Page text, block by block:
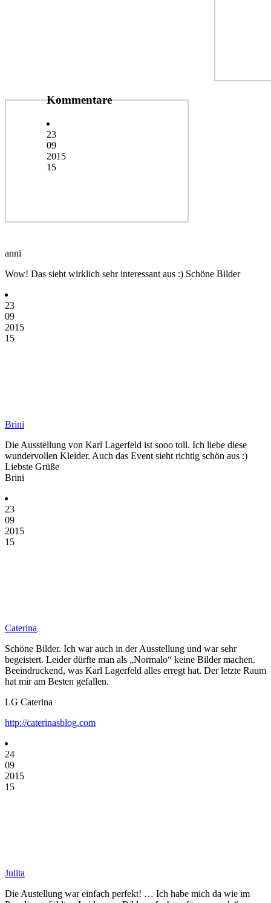
Kommentare
23
09
2015
15
anni
Wow! Das sieht wirklich sehr interessant aus :) Schöne Bilder
23
09
2015
15
Brini
Die Ausstellung von Karl Lagerfeld ist sooo toll. Ich liebe diese
wundervollen Kleider. Auch das Event sieht richtig schön aus :)
Liebste Grüße
Brini
23
09
2015
15
Caterina
Schöne Bilder. Ich war auch in der Ausstellung und war sehr
begeistert. Leider dürfte man als „Normalo“ keine Bilder machen.
Beeindruckend, was Karl Lagerfeld alles erregt hat. Der letzte Raum
hat mir am Besten gefallen.
LG Caterina
http://caterinasblog.com
24
09
2015
15
Julita
Die Austellung war einfach perfekt! … Ich habe mich da wie im